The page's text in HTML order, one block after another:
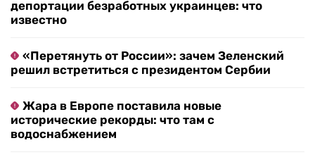
депортации безработных украинцев: что
известно
«Перетянуть от России»: зачем Зеленский
решил встретиться с президентом Сербии
Жара в Европе поставила новые
исторические рекорды: что там с
водоснабжением